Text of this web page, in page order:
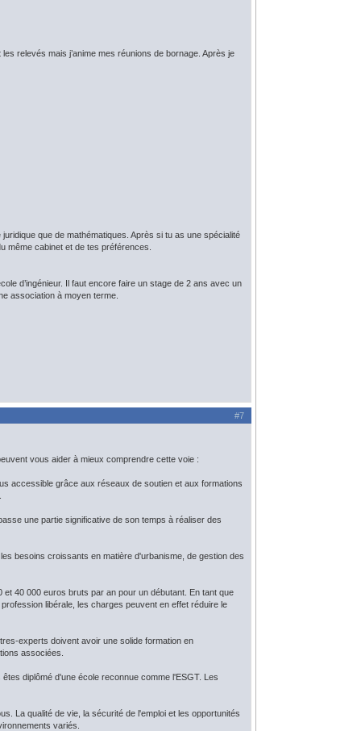
relevés mais j’anime mes réunions de bornage. Après je
que de mathématiques. Après si tu as une spécialité
même cabinet et de tes préférences.
d’ingénieur. Il faut encore faire un stage de 2 ans avec un
association à moyen terme.
#7
vous aider à mieux comprendre cette voie :
accessible grâce aux réseaux de soutien et aux formations
une partie significative de son temps à réaliser des
besoins croissants en matière d'urbanisme, de gestion des
40 000 euros bruts par an pour un débutant. En tant que
libérale, les charges peuvent en effet réduire le
experts doivent avoir une solide formation en
associées.
diplômé d'une école reconnue comme l'ESGT. Les
La qualité de vie, la sécurité de l'emploi et les opportunités
variés.